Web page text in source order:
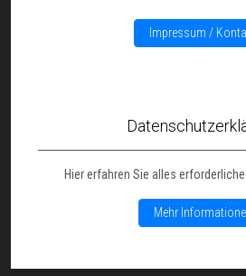
Impressum /
Hier erfahren Sie alles
Mehr